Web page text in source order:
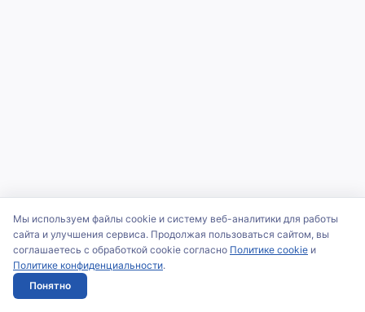
Мы используем файлы cookie и систему веб-аналитики для работы
сайта и улучшения сервиса. Продолжая пользоваться сайтом, вы
соглашаетесь с обработкой cookie согласно Политике cookie и
Политике конфиденциальности.
Понятно